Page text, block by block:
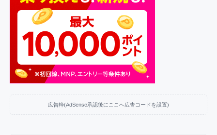
広告枠(AdSense承認後にここへ広告コードを設置)